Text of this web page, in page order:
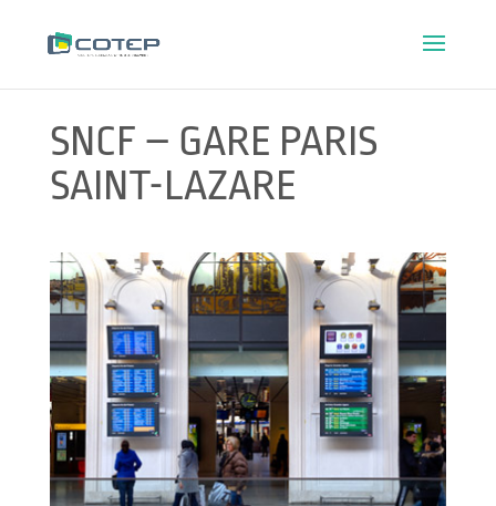
SNCF – GARE PARIS
SAINT-LAZARE